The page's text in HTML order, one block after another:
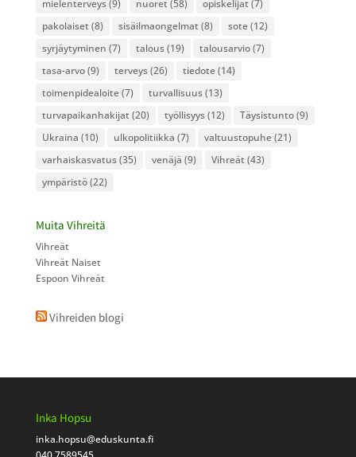
mielenterveys(9) nuoret (58) opiskelijat (7)
pakolaiset (8) sisäilmaongelmat (8) sote(12)
syrjäytyminen (7) talous(19) talousarvio(7)
tasa-arvo(9) terveys(26) tiedote(14)
toimenpidealoite(7) turvallisuus(13)
turvapaikanhakijat (20) työllisyys(12) Täysistunto(9)
Ukraina (10) ulkopolitiikka (7) valtuustopuhe(21)
varhaiskasvatus(35) venäjä (9) Vihreät (43)
ympäristö(22)
Muita Vihreitä
Vihreät
Vihreät Naiset
Espoon Vihreät
Vihreiden blogi
Inka Hopsu
inka.hopsu@eduskunta.fi